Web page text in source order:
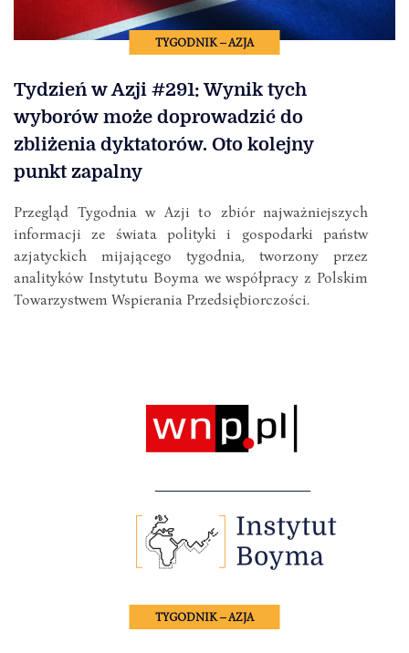
TYGODNIK – AZJA
Tydzień w Azji #291: Wynik tych
wyborów może doprowadzić do
zbliżenia dyktatorów. Oto kolejny
punkt zapalny
Przegląd Tygodnia w Azji to zbiór najważniejszych
informacji ze świata polityki i gospodarki państw
azjatyckich mijającego tygodnia, tworzony przez
analityków Instytutu Boyma we współpracy z Polskim
Towarzystwem Wspierania Przedsiębiorczości.
TYGODNIK – AZJA